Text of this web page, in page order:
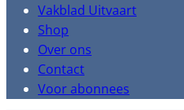
Vakblad Uitvaart
Shop
Over ons
Contact
Voor abonnees